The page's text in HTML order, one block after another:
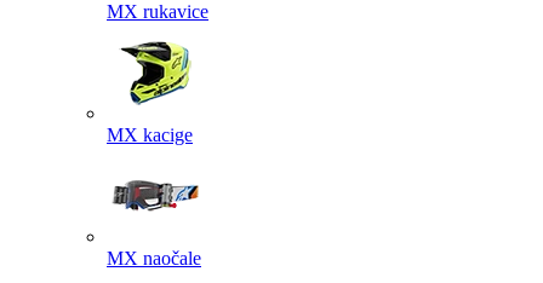
MX rukavice
MX kacige
MX naočale